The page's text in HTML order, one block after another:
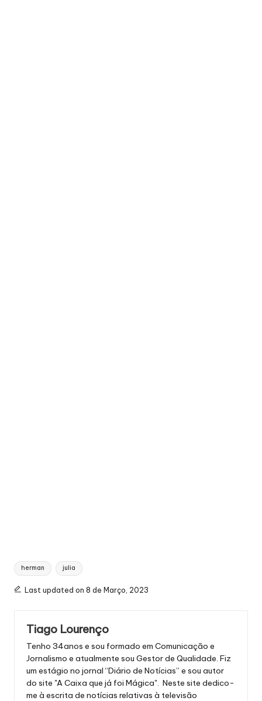
Tags:
herman julia
Last updated on 8 de Março, 2023
Tiago Lourenço
Tenho 34anos e sou formado em Comunicação e
Jornalismo e atualmente sou Gestor de Qualidade. Fiz
um estágio no jornal “Diário de Notícias” e sou autor
do site "A Caixa que já foi Mágica". Neste site dedico-
me à escrita de notícias relativas à televisão